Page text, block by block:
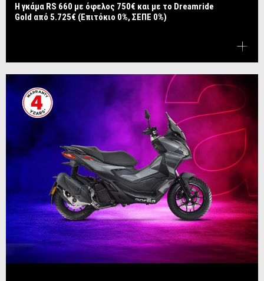
Η γκάμα RS 660 με όφελος 750€ και με το Dreamride
Gold από 5.725€ (Επιτόκιο 0%, ΣΕΠΕ 0%)